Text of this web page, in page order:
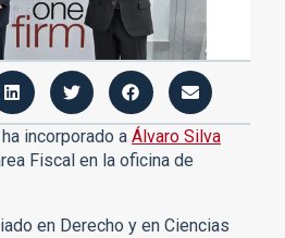
incorporado a Álvaro Silva
Fiscal en la oficina de
en Derecho y en Ciencias